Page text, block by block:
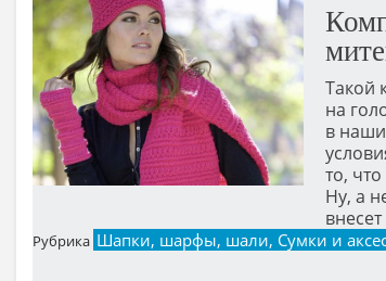
Такой
на
в
то,
Ну, а
Рубрика Шапки, шарфы, шали, Сумки и